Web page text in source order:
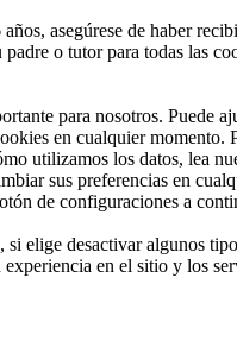
asegúrese de haber
o tutor para todas las
para nosotros. Puede
en cualquier momento.
utilizamos los datos, lea
sus preferencias en
de configuraciones a
si elige desactivar algunos
experiencia en el sitio y los